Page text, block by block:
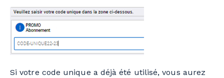
Si votre code unique a déjà été utilisé, vous aurez